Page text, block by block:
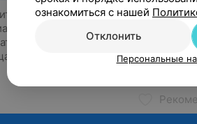
ознакомиться с нашей
Отклонить
Персональные